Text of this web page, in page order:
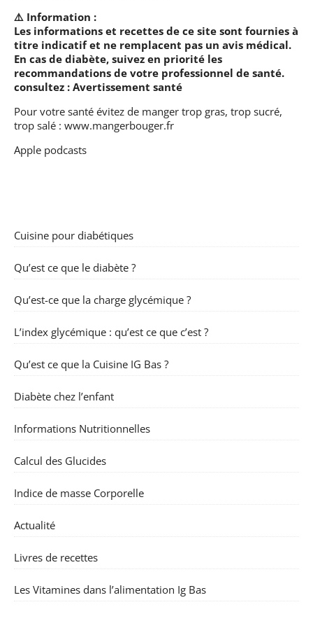
⚠️ Information :
Les informations et recettes de ce site sont fournies à
titre indicatif et ne remplacent pas un avis médical.
En cas de diabète, suivez en priorité les
recommandations de votre professionnel de santé.
consultez : Avertissement santé
Pour votre santé évitez de manger trop gras, trop sucré,
trop salé : www.mangerbouger.fr
Apple podcasts
Cuisine pour diabétiques
Qu’est ce que le diabète ?
Qu’est-ce que la charge glycémique ?
L’index glycémique : qu’est ce que c’est ?
Qu’est ce que la Cuisine IG Bas ?
Diabète chez l’enfant
Informations Nutritionnelles
Calcul des Glucides
Indice de masse Corporelle
Actualité
Livres de recettes
Les Vitamines dans l’alimentation Ig Bas